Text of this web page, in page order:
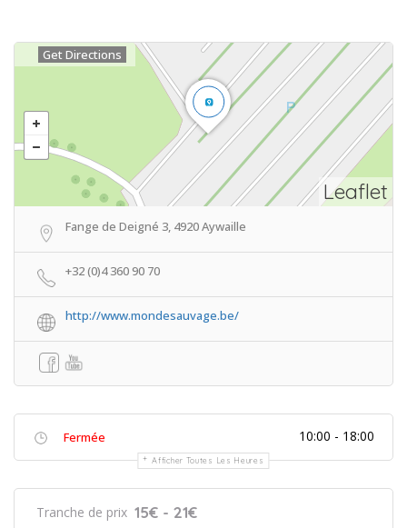
Leaflet
Get Directions
Fange de Deigné 3, 4920 Aywaille
+32 (0)4 360 90 70
http://www.mondesauvage.be/
Fermée 10:00 - 18:00
Afficher Toutes Les Heures
Tranche de prix 15€ - 21€